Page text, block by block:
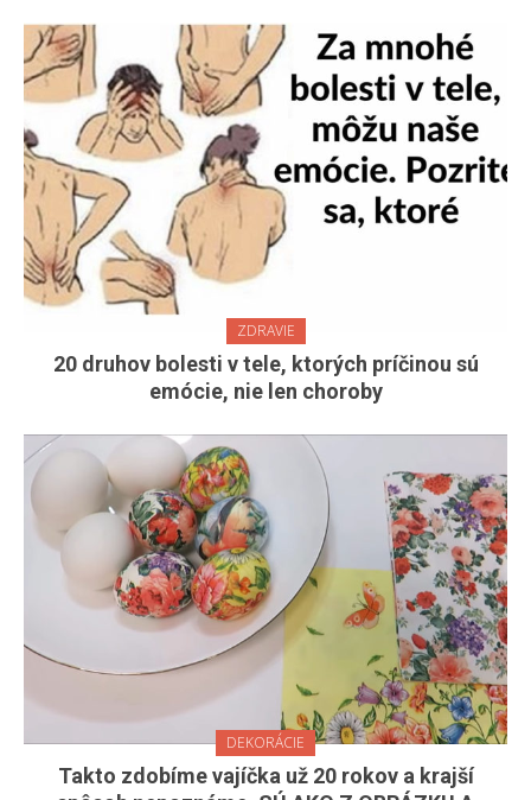
ZDRAVIE
20 druhov bolesti v tele, ktorých príčinou sú
emócie, nie len choroby
DEKORÁCIE
Takto zdobíme vajíčka už 20 rokov a krajší